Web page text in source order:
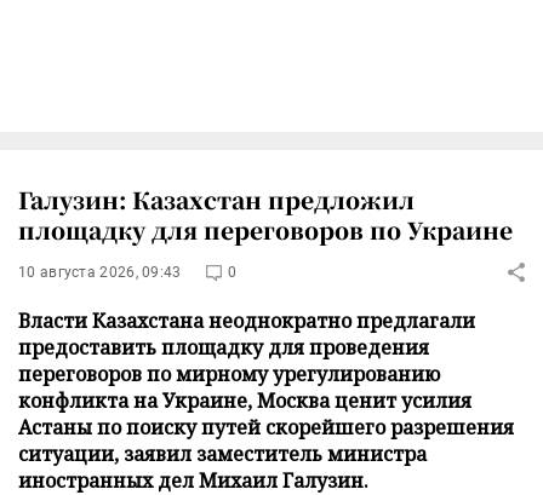
Галузин: Казахстан предложил
площадку для переговоров по Украине
10 августа 2026, 09:43 0
Власти Казахстана неоднократно предлагали
предоставить площадку для проведения
переговоров по мирному урегулированию
конфликта на Украине, Москва ценит усилия
Астаны по поиску путей скорейшего разрешения
ситуации, заявил заместитель министра
иностранных дел Михаил Галузин.